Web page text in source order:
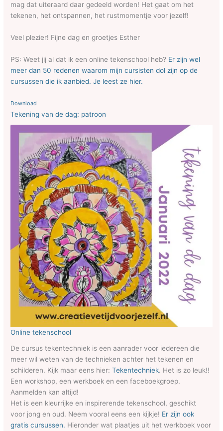
mag dat uiteraard daar gedeeld worden! Het gaat om het
tekenen, het ontspannen, het rustmomentje voor jezelf!
Veel plezier! Fijne dag en groetjes Esther
PS: Weet jij al dat ik een online tekenschool heb? Er zijn wel
meer dan 50 redenen waarom mijn cursisten dol zijn op de
cursussen die ik aanbied. Je leest ze hier.
Download
Tekening van de dag: patroon
Online tekenschool
De cursus tekentechniek is een aanrader voor iedereen die
meer wil weten van de technieken achter het tekenen en
schilderen. Kijk maar eens hier:Tekentechniek. Het is zo leuk!!
Een workshop, een werkboek en een faceboekgroep.
Aanmelden kan altijd!
Het is een kleurrijke en inspirerende tekenschool, geschikt
voor jong en oud. Neem vooral eens een kijkje! Er zijn ook
gratis cursussen. Hieronder wat plaatjes uit het werkboek voor